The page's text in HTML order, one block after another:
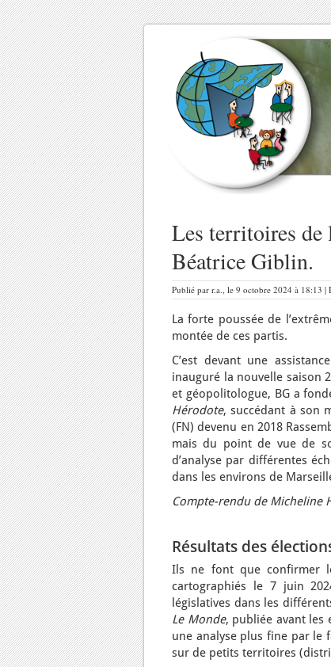
Les territoires de
Béatrice Giblin.
Publié par r.a., le 9 octobre 2024 à 18:13 |
La forte poussée de
montée de ces partis.
C’est devant une
inauguré la nouvelle saison
et géopolitologue, BG a
Hérodote, succédant à son
(FN) devenu en 2018
mais du point de vue de
d’analyse par différentes
dans les environs de
Compte-rendu de Micheline
Résultats des
Ils ne font que confirmer
cartographiés le 7 juin
législatives dans les
Le Monde, publiée avant les
une analyse plus fine par le
sur de petits territoires